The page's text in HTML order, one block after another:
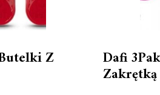
Z Dafi